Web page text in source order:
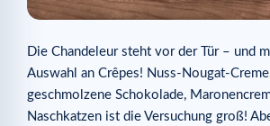
Die Chandeleur steht vor der Tür – und
Auswahl an Crêpes! Nuss-Nougat-
geschmolzene Schokolade,
Naschkatzen ist die Versuchung groß!